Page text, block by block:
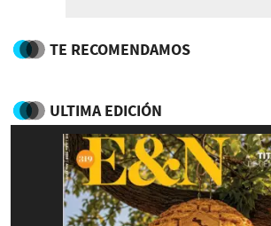
TE RECOMENDAMOS
ULTIMA EDICIÓN